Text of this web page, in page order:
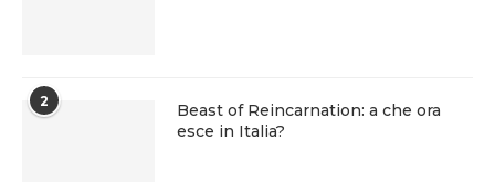
2
Beast of Reincarnation: a che ora
esce in Italia?